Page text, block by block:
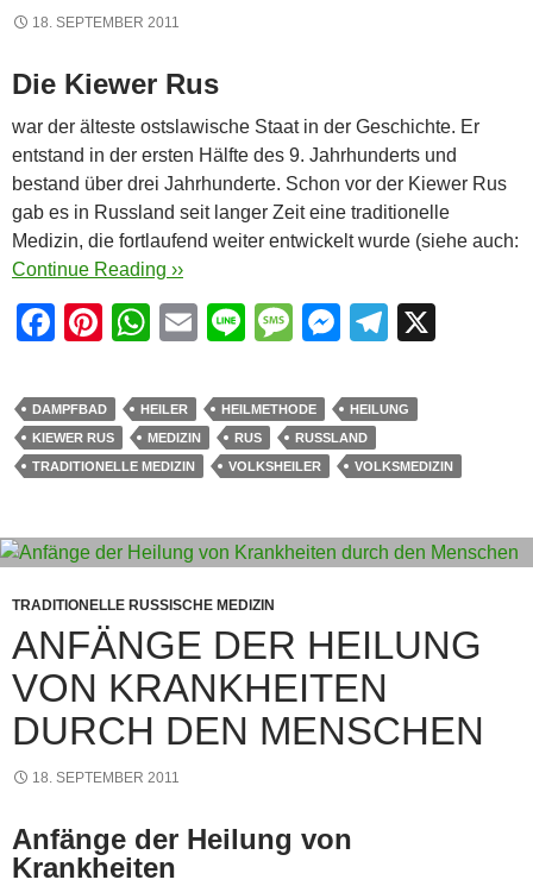
18. SEPTEMBER 2011
Die Kiewer Rus
war der älteste ostslawische Staat in der Geschichte. Er
entstand in der ersten Hälfte des 9. Jahrhunderts und
bestand über drei Jahrhunderte. Schon vor der Kiewer Rus
gab es in Russland seit langer Zeit eine traditionelle
Medizin, die fortlaufend weiter entwickelt wurde (siehe auch:
Continue Reading ››
F
c
e
b
o
k
Pi
er
e
st
W
at
s
A
p
E
ail
Li
e
M
ss
a
g
M
ss
e
n
er
T
e
a
DAMPFBAD HEILER HEILMETHODE
HEILUNG
KIEWER RUS
MEDIZIN RUS
RUSSLAND
TRADITIONELLE MEDIZIN
VOLKSHEILER VOLKSMEDIZIN
TRADITIONELLE RUSSISCHE MEDIZIN
ANFÄNGE DER HEILUNG
VON KRANKHEITEN
DURCH DEN MENSCHEN
18. SEPTEMBER 2011
Anfänge der Heilung von
Krankheiten